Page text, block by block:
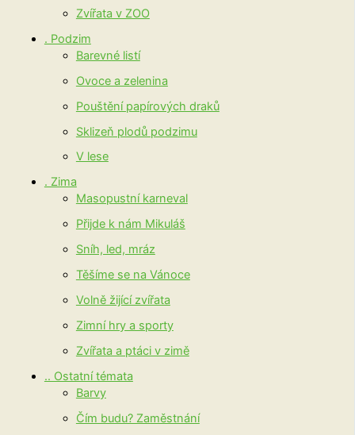
Zvířata v ZOO
. Podzim
Barevné listí
Ovoce a zelenina
Pouštění papírových draků
Sklizeň plodů podzimu
V lese
. Zima
Masopustní karneval
Přijde k nám Mikuláš
Sníh, led, mráz
Těšíme se na Vánoce
Volně žijící zvířata
Zimní hry a sporty
Zvířata a ptáci v zimě
.. Ostatní témata
Barvy
Čím budu? Zaměstnání